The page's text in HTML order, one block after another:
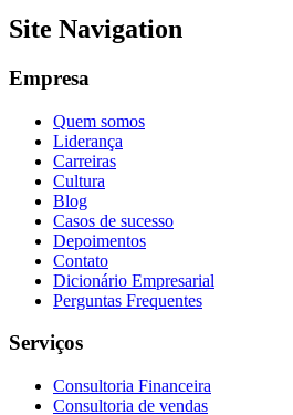
Site Navigation
Empresa
Quem somos
Liderança
Carreiras
Cultura
Blog
Casos de sucesso
Depoimentos
Contato
Dicionário Empresarial
Perguntas Frequentes
Serviços
Consultoria Financeira
Consultoria de vendas